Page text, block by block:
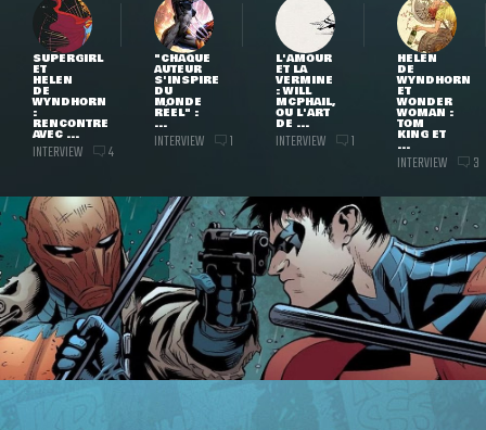
SUPERGIRL
ET
HELEN
DE
WYNDHORN
:
RENCONTRE
AVEC ...
INTERVIEW 4
"CHAQUE
AUTEUR
S'INSPIRE
DU
MONDE
RÉEL" :
...
INTERVIEW 1
L'AMOUR
ET LA
VERMINE
: WILL
MCPHAIL,
OU L'ART
DE ...
INTERVIEW 1
HELEN
DE
WYNDHORN
ET
WONDER
WOMAN :
TOM
KING ET
...
INTERVIEW 3